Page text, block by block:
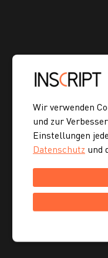
Wir verwenden
und zur
Einstellungen
Datenschutz und